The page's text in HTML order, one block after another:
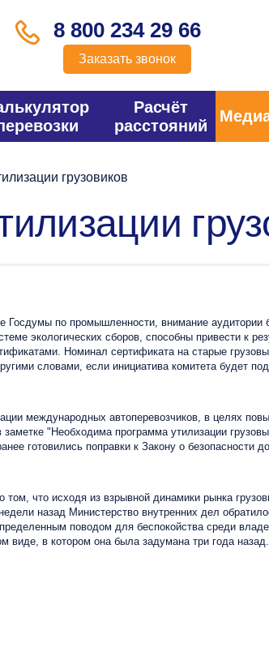
8 800 234 29 66
Заказать звонок
Расчёт
расстояний
грузовиков
Госдумы по промышленности, внимание
экологических сборов, способны привести к
Номинал сертификата на старые
словами, если инициатива комитета будет
международных автоперевозчиков, в целях
заметке "Необходима программа утилизации
готовились поправки к Закону о безопасности
что исходя из взрывной динамики рынка
назад Министерство внутренних дел
поводом для беспокойства среди
виде, в котором она была задумана три года назад.